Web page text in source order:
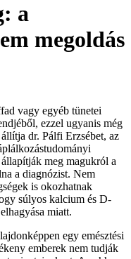
a
megoldás
vagy egyéb tünetei
ezzel ugyanis még
dr. Pálfi Erzsébet, az
meg magukról a
a diagnózist. Nem
is okozhatnak
súlyos kalcium és D-
miatt.
egy emésztési
emberek nem tudják